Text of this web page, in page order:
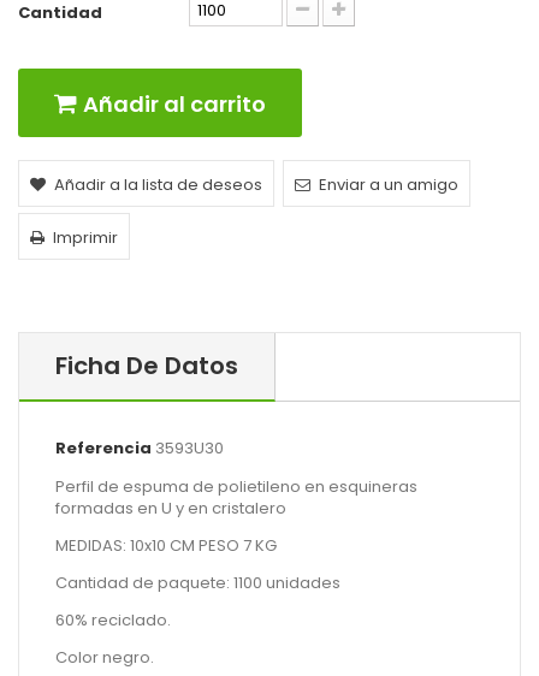
Cantidad
Añadir al carrito
Añadir a la lista de deseos Enviar a un amigo
Imprimir
Ficha De Datos
Referencia 3593U30
Perfil de espuma de polietileno en esquineras
formadas en U y en cristalero
MEDIDAS: 10x10 CM PESO 7 KG
Cantidad de paquete: 1100 unidades
60% reciclado.
Color negro.